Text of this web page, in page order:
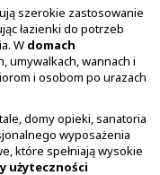
szerokie zastosowanie
łazienki do potrzeb
W domach
umywalkach, wannach i
i osobom po urazach
domy opieki, sanatoria
wyposażenia
które spełniają wysokie
użyteczności